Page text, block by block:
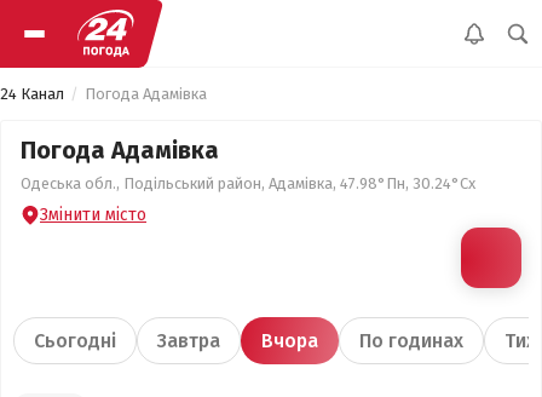
24 Канал Погода Адамівка
Погода Адамівка
Одеська обл., Подільський район, Адамівка, 47.98°Пн, 30.24°Сх
Змінити місто
Сьогодні Завтра Вчора По годинах